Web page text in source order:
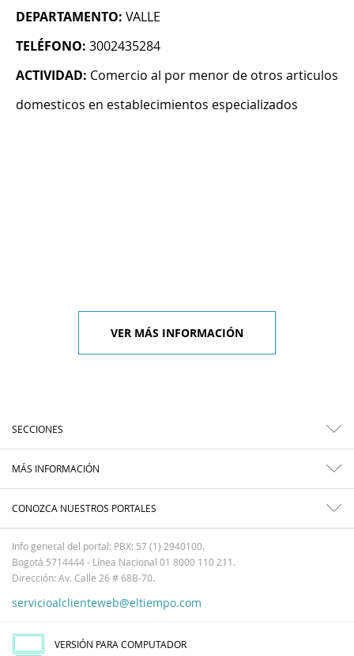
DEPARTAMENTO: VALLE
TELÉFONO: 3002435284
ACTIVIDAD: Comercio al por menor de otros articulos
domesticos en establecimientos especializados
VER MÁS INFORMACIÓN
SECCIONES
MÁS INFORMACIÓN
CONOZCA NUESTROS PORTALES
Info general del portal: PBX: 57 (1) 2940100.
Bogotá 5714444 - Línea Nacional 01 8000 110 211.
Dirección: Av. Calle 26 # 68B-70.
servicioalclienteweb@eltiempo.com
VERSIÓN PARA COMPUTADOR